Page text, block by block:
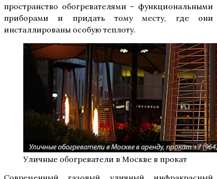
пространство обогревателями – функциональными
приборами и придать тому месту, где они
инсталлированы особую теплоту.
Уличные обогреватели в Москве в прокат